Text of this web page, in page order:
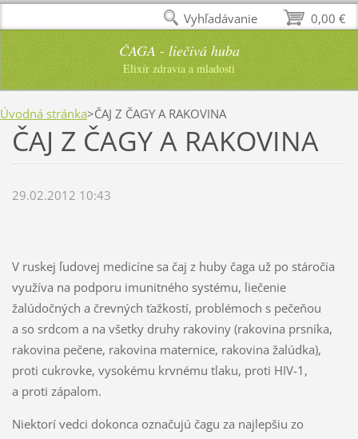
ČAGA - liečivá huba
Elixír zdravia a mladosti
Úvodná stránka>ČAJ Z ČAGY A RAKOVINA
ČAJ Z ČAGY A RAKOVINA
29.02.2012 10:43
V ruskej ľudovej medicíne sa čaj z huby čaga už po stáročia
využíva na podporu imunitného systému, liečenie
žalúdočných a črevných ťažkostí, problémoch s pečeňou
a so srdcom a na všetky druhy rakoviny (rakovina prsníka,
rakovina pečene, rakovina maternice, rakovina žalúdka),
proti cukrovke, vysokému krvnému tlaku, proti HIV-1,
a proti zápalom.
Niektorí vedci dokonca označujú čagu za najlepšiu zo
0,00 €
Vyhľadávanie